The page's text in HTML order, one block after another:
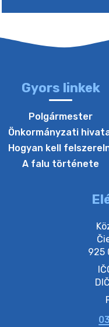
22. július 2026 16:26
20. július 2026 12:40
20. július 2026 11:53
Gyors linkek
Polgármester
Önkormányzati
Hogyan kell
A falu története
925